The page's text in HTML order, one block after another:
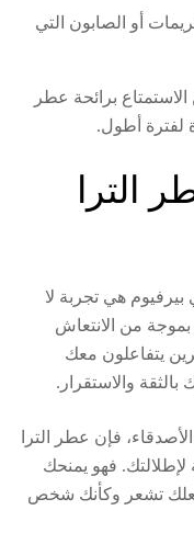
أو الصابون التي
برائحة عطر
أطول.
الترا
هي تجربة لا
من الانتعاش
يتفاعلون معك
والاستقرار.
فإن عطر الترا
فهو يمنحك
تشعر وكأنك شخص